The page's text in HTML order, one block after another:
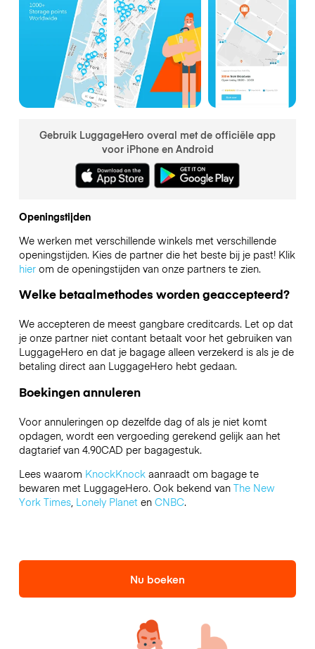
Gebruik LuggageHero overal met de officiële app
voor iPhone en Android
Openingstijden
We werken met verschillende winkels met verschillende
openingstijden. Kies de partner die het beste bij je past! Klik
hierom de openingstijden van onze partners te zien.
Welke betaalmethodes worden geaccepteerd?
We accepteren de meest gangbare creditcards. Let op dat
je onze partner niet contant betaalt voor het gebruiken van
LuggageHero en dat je bagage alleen verzekerd is als je de
betaling direct aan LuggageHero hebt gedaan.
Boekingen annuleren
Voor annuleringen op dezelfde dag of als je niet komt
opdagen, wordt een vergoeding gerekend gelijk aan het
dagtarief van 4.90CAD per bagagestuk.
Lees waarom KnockKnockaanraadt om bagage te
bewaren met LuggageHero. Ook bekend van The New
York Times, Lonely Planeten CNBC.
Nu boeken